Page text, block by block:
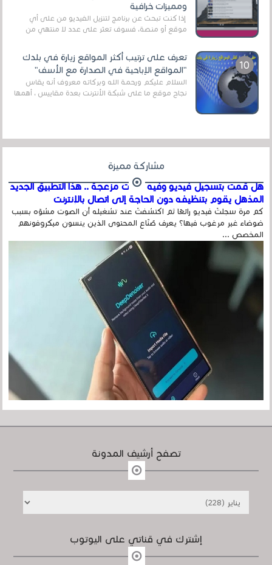
ومميزات خرافية
إذا كنت تبحث عن برنامج لتنزيل الفيديو من على أي
موقع أو منصة، فسوف تعثر على عدد لا منتهي من
تعرف على ترتيب أكثر المواقع زيارة في بلدك
"المواقع الإباحية في الصدارة مع الأسف"
السلام عليكم ورحمة الله وبركاته معروف أنه يقاس
نجاح موقع ما على شبكة الأنترنت بعدة مقاييس ، أهمها
مشاركة مميزة
هل قمت بتسجيل فيديو وفيه أصوت مزعجة .. هذا التطبيق الجديد
المذهل يقوم بتنظيفه دون الحاجة إلى اتصال بالإنترنت
كم مرة سجلتَ فيديو رائعًا ثم اكتشفتَ عند تشغيله أن الصوت مشوّه بسبب
ضوضاء غير مرغوب فيها؟ يعرف صُنّاع المحتوى الذين ينسون ميكروفونهم
المخصص ...
تصفح أرشيف المدونة
إشترك في قناتي على اليوتوب